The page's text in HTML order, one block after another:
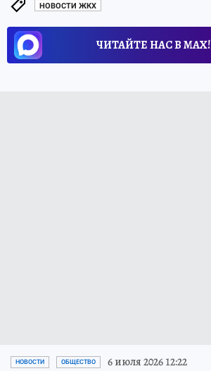
НОВОСТИ ЖКХ
ЧИТАЙТЕ НАС В МАХ!
НОВОСТИ ОБЩЕСТВО 6 июля 2026 12:22